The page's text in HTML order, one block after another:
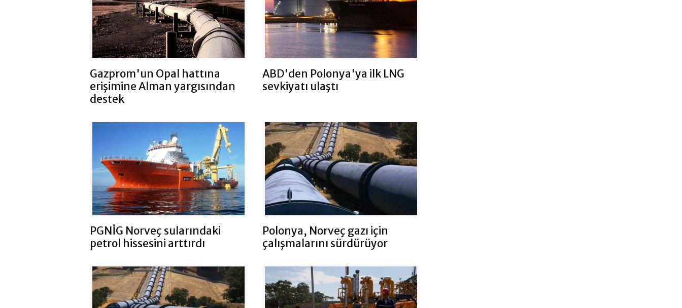
Gazprom'un Opal hattına
erişimine Alman yargısından
destek
ABD'den Polonya'ya ilk LNG
sevkiyatı ulaştı
PGNİG Norveç sularındaki
petrol hissesini arttırdı
Polonya, Norveç gazı için
çalışmalarını sürdürüyor